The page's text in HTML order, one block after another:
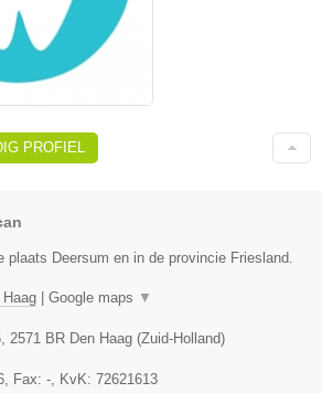
PROFIEL
plaats Deersum en in de provincie Friesland.
Haag Google maps ▼
, 2571 BR Den Haag (Zuid-Holland)
, Fax: -, KvK: 72621613